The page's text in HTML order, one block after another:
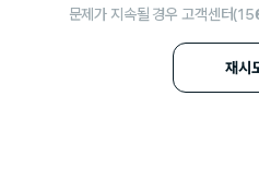
문제가 지속될 경우 고객센터
재시